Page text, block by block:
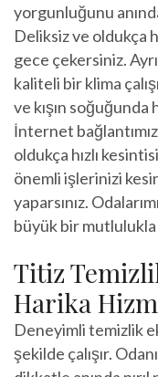
yorgunluğunu
Deliksiz ve oldukça
gece çekersiniz.
kaliteli bir klima
ve kışın soğuğunda
İnternet
oldukça hızlı
önemli işlerinizi
yaparsınız.
büyük bir mutlulukla
Titiz
Harika
Deneyimli temizlik
şekilde çalışır.